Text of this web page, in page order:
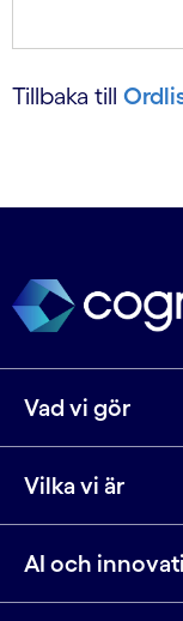
Tillbaka till
Vad vi gör
Vilka vi är
AI och